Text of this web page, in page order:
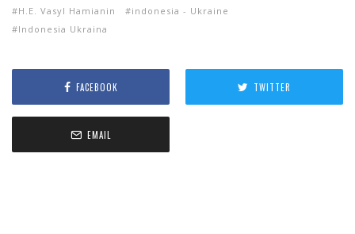
H.E. Vasyl Hamianin
indonesia - Ukraine
Indonesia Ukraina
FACEBOOK TWITTER
EMAIL